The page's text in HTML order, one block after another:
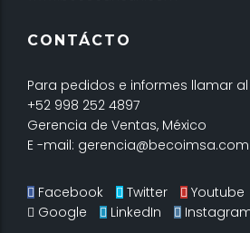
CONTÁCTO
Para pedidos e informes llamar
+52 998 252 4897
Gerencia de Ventas, México
E -mail: gerencia@becoimsa.com
Facebook Twitter Youtube
Google
LinkedIn